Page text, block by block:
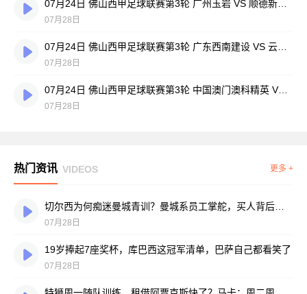
07月28日
07月28日
07月24日 佛山西甲足球联赛第3轮 中国澳门澳科精英 VS 藝品高國際 全场录像
07月28日
热门资讯 VIDEOS 更多 +
07月28日
19岁捧起7座奖杯，库巴西这冠军清单，巴萨自己都看笑了
07月28日